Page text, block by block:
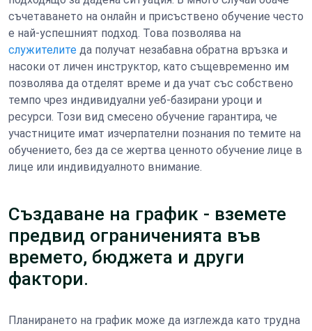
съчетаването на онлайн и присъствено обучение често
е най-успешният подход. Това позволява на
служителите да получат незабавна обратна връзка и
насоки от личен инструктор, като същевременно им
позволява да отделят време и да учат със собствено
темпо чрез индивидуални уеб-базирани уроци и
ресурси. Този вид смесено обучение гарантира, че
участниците имат изчерпателни познания по темите на
обучението, без да се жертва ценното обучение лице в
лице или индивидуалното внимание.
Създаване на график - вземете
предвид ограниченията във
времето, бюджета и други
фактори.
Планирането на график може да изглежда като трудна